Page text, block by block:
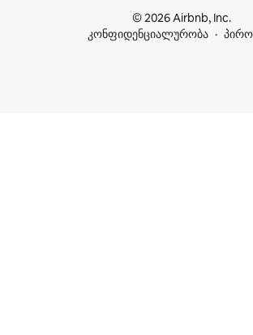
© 2026 Airbnb, Inc.
კონფიდენციალურობა